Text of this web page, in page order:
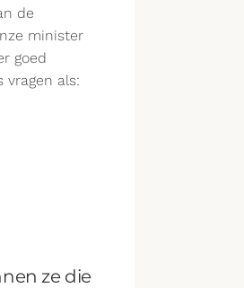
de
minister
goed
als:
ze die